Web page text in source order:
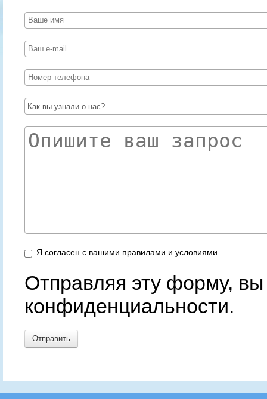
Я согласен с вашими правилами и условиями
Отправляя эту форму,
конфиденциальности.
Отправить